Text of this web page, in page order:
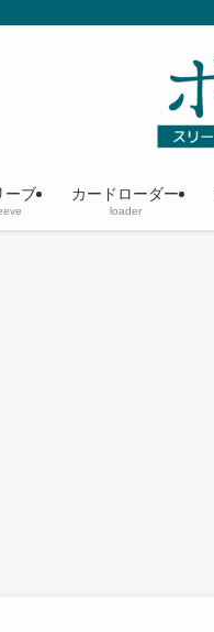
ーブ カードローダー
loader